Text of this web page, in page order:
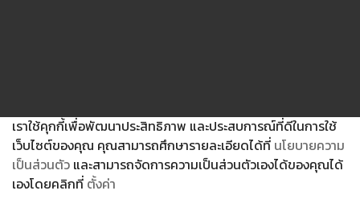
เราใช้คุกกี้เพื่อพัฒนาประสิทธิภาพ และประสบการณ์ที่ดีในการใช้
เว็บไซต์ของคุณ คุณสามารถศึกษารายละเอียดได้ที่ นโยบายความ
เป็นส่วนตัว และสามารถจัดการความเป็นส่วนตัวเองได้ของคุณได้
เองโดยคลิกที่ ตั้งค่า